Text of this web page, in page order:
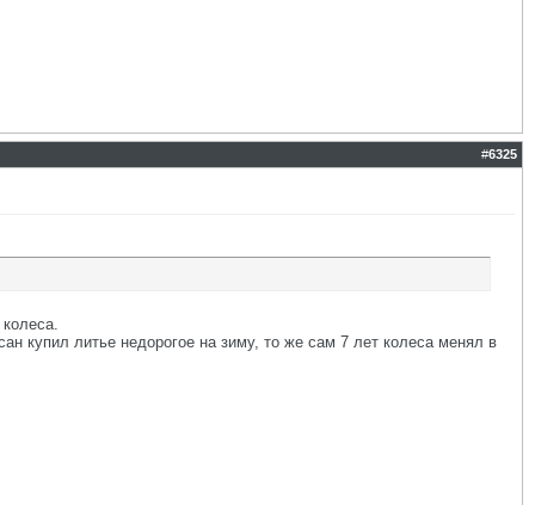
#6325
купил литье недорогое на зиму, то же сам 7 лет колеса менял в